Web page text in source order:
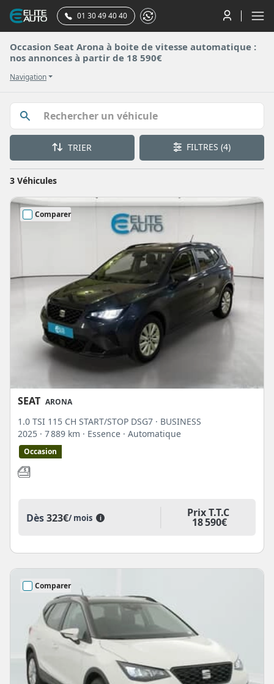
01 30 49 40 40
Occasion Seat Arona à boite de vitesse automatique :
nos annonces à partir de 18 590€
Navigation
TRIER FILTRES(4)
3 Véhicules
Comparer
SEAT ARONA
1.0 TSI 115 CH START/STOP DSG7 · BUSINESS
2025 · 7 889 km · Essence · Automatique
Occasion
Dès323€/ mois i Prix T.T.C
18 590€
Comparer